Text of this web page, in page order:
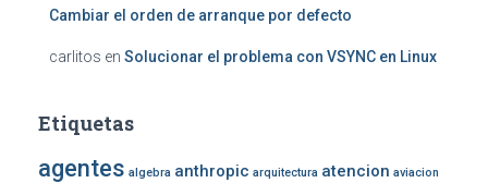
Cambiar el orden de arranque por defecto
carlitos en Solucionar el problema con VSYNC en Linux
Etiquetas
agentes algebra anthropic arquitectura atencion aviacion